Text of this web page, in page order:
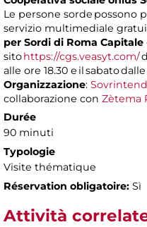
Le persone sorde possono
servizio multimediale
per Sordi di Roma Capitale
sitohttps://cgs.veasyt.com/
alle ore 18.30 e il sabato
Organizzazione:
collaborazione con Zètema
Durée
90 minuti
Typologie
Visite thématique
Réservation obligatoire: Sì
Attività